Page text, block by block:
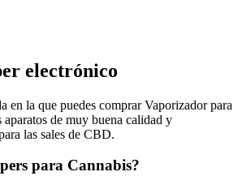
electrónico
en la que puedes comprar Vaporizador para
de muy buena calidad y
las sales de CBD.
para Cannabis?